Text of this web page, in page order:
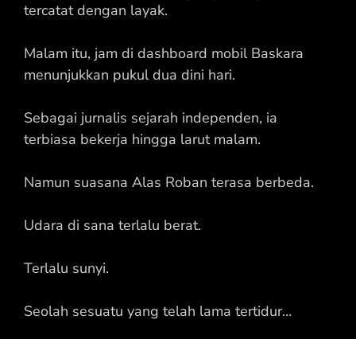
tercatat dengan layak.
Malam itu, jam di dashboard mobil Baskara
menunjukkan pukul dua dini hari.
Sebagai jurnalis sejarah independen, ia
terbiasa bekerja hingga larut malam.
Namun suasana Alas Roban terasa berbeda.
Udara di sana terlalu berat.
Terlalu sunyi.
Seolah sesuatu yang telah lama tertidur…